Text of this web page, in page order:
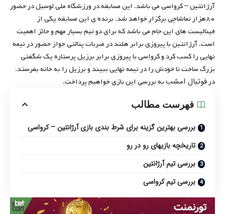
آرژانتین – کرواسی می باشد. این مسابقه در ورزشگاه ملی لوسیل در حضور
۸۰هزار تماشاچی برگزار خواهد شد. برنده ی این مسابقه یکی از
فینالیست های این جام می باشد که برای دو تیم بسیار مهم و حائز اهمیت
است. آرژانتین با پیروزی برابر هلند در ضربات پنالتی جواز حضور در نیمه
نهایی را کسب کرد و کرواسی با پیروزی برابر برزیل پرستاره یک شگفتی
بزرگ ساخت تا خودش را در نیمه نهایی ببیند و برزیل را به خانه بفرستد.
درفوتبال امشببه بررسی این بازی خواهیم پرداخت.
فهرست مطالب
بررسی بهترین گزینه برای شرط بندی بازی آرژانتین – کرواسی
تاریخچه بازیهای رو در رو
بررسی تیم آرژانتین
بررسی تیم کرواسی